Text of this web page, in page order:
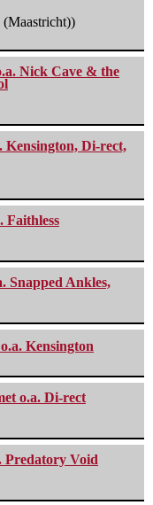
Nick Cave & the
Kensington, Di-rect,
Faithless
Snapped Ankles,
Kensington
o.a. Di-rect
Predatory Void